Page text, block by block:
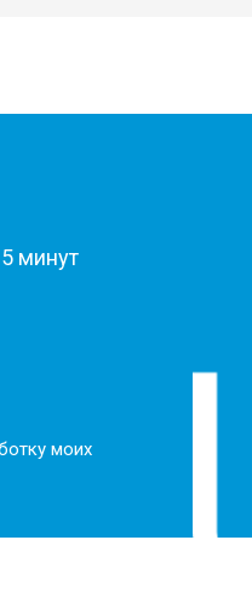
минут
моих